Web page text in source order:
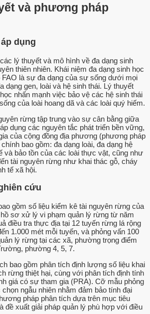
và phương pháp
dụng
lý thuyết và mô hình về đa dạng sinh
thiên nhiên. Khái niệm đa dạng sinh học
là sự đa dạng của sự sống dưới mọi
dạng gen, loài và hệ sinh thái. Lý thuyết
nhấn mạnh việc bảo vệ các hệ sinh thái
của loài hoang dã và các loài quý hiếm.
rừng tập trung vào sự cân bằng giữa
dụng các nguyên tắc phát triển bền vững,
của cộng đồng địa phương (phương pháp
bao gồm: đa dạng loài, đa dạng hệ
và bảo tồn của các loài thực vật, cũng như
tài nguyên rừng như khai thác gỗ, cháy
tế xã hội.
cứu
gồm số liệu kiểm kê tài nguyên rừng của
sơ xử lý vi phạm quản lý rừng từ năm
điều tra thực địa tại 12 tuyến rừng lá rộng
1.000 mét mỗi tuyến, và phỏng vấn 100
lý rừng tại các xã, phường trọng điểm
phường 4, 5, 7.
bao gồm phân tích định lượng số liệu khai
rừng thiệt hại, cùng với phân tích định tính
giá có sự tham gia (PRA). Cỡ mẫu phỏng
ngẫu nhiên nhằm đảm bảo tính đại
pháp phân tích dựa trên mục tiêu
đề xuất giải pháp quản lý phù hợp với điều